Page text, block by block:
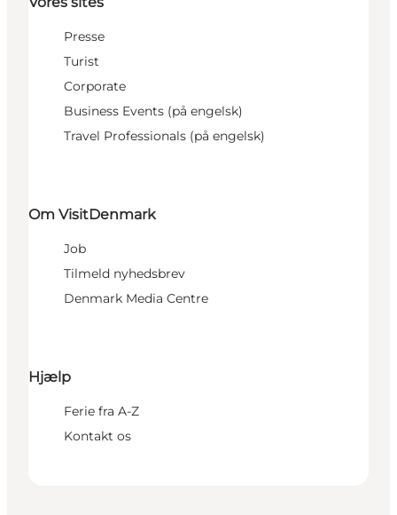
Presse
Turist
Corporate
Business Events (på engelsk)
Travel Professionals (på engelsk)
Om VisitDenmark
Job
Tilmeld nyhedsbrev
Denmark Media Centre
Hjælp
Ferie fra A-Z
Kontakt os